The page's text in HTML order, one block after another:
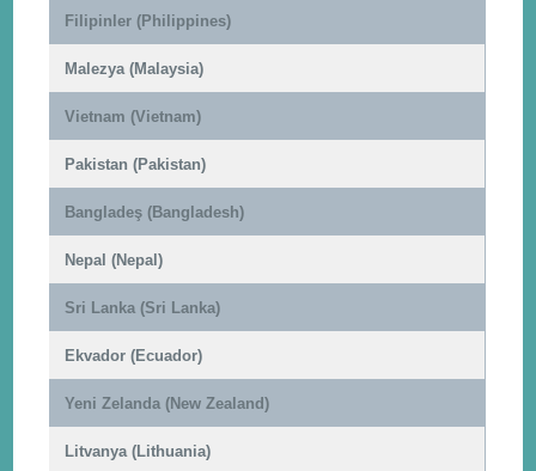
Filipinler (Philippines)
Malezya (Malaysia)
Vietnam (Vietnam)
Pakistan (Pakistan)
Bangladeş (Bangladesh)
Nepal (Nepal)
Sri Lanka (Sri Lanka)
Ekvador (Ecuador)
Yeni Zelanda (New Zealand)
Litvanya (Lithuania)